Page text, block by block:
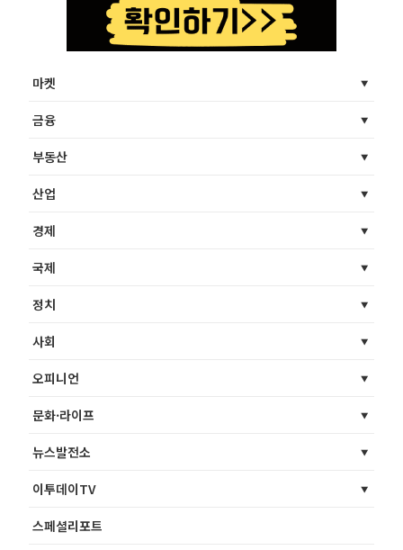
마켓
금융
부동산
산업
경제
국제
정치
사회
오피니언
문화·라이프
뉴스발전소
이투데이TV
스페셜리포트